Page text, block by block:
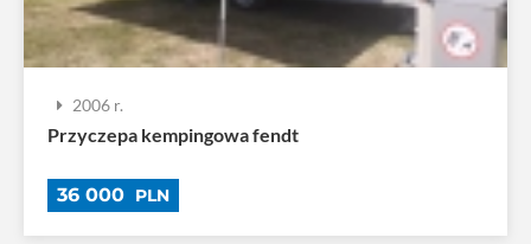
2006 r.
Przyczepa kempingowa fendt
36 000 PLN